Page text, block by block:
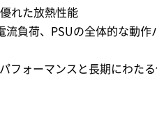
れた放熱性能
流負荷、PSUの全体的な動作
フォーマンスと長期にわた